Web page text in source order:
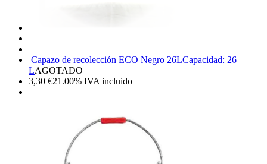
Capazo de recolección ECO Negro 26LCapacidad: 26
LAGOTADO
3,30 €21.00% IVA incluido